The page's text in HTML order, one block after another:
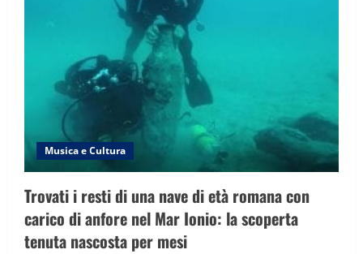
Musica e Cultura
Trovati i resti di una nave di età romana con
carico di anfore nel Mar Ionio: la scoperta
tenuta nascosta per mesi